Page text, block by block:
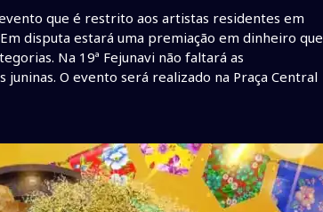
que é restrito aos artistas residentes em
disputa estará uma premiação em dinheiro que
Na 19ª Fejunavi não faltará as
O evento será realizado na Praça Central